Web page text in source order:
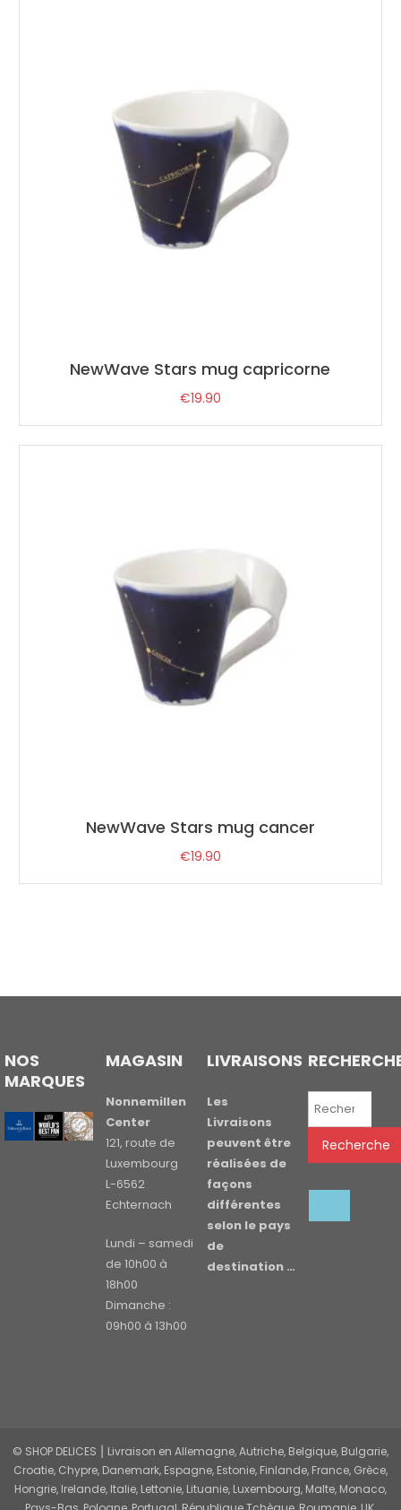
NewWave Stars mug capricorne
€19.90
NewWave Stars mug cancer
€19.90
NOS
MARQUES
MAGASIN
Nonnemillen
Center
121, route de
Luxembourg
L-6562
Echternach
Lundi – samedi
de 10h00 à
18h00
Dimanche :
09h00 à 13h00
LIVRAISONS
Les
Livraisons
peuvent être
réalisées de
façons
différentes
selon le pays
de
destination …
Recherche
Recherche
© SHOP DELICES ⎮ Livraison en Allemagne, Autriche, Belgique, Bulgarie,
Croatie, Chypre, Danemark, Espagne, Estonie, Finlande, France, Grèce,
Hongrie, Irelande, Italie, Lettonie, Lituanie, Luxembourg, Malte, Monaco,